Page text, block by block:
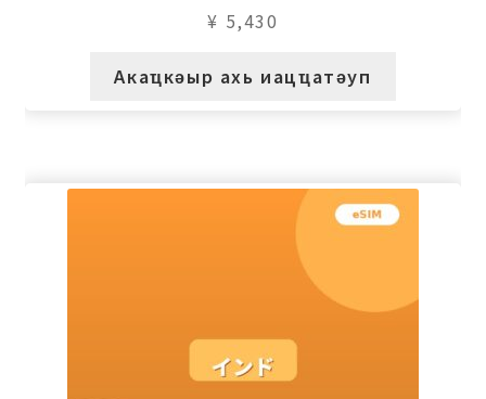
¥ 5,430
Акаҵкәыр ахь иацҵатәуп